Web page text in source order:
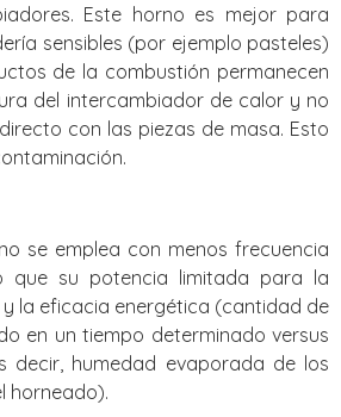
Este horno es mejor para
sensibles (por ejemplo pasteles)
de la combustión permanecen
del intercambiador de calor y no
con las piezas de masa. Esto
se emplea con menos frecuencia
que su potencia limitada para la
la eficacia energética (cantidad de
en un tiempo determinado versus
decir, humedad evaporada de los
horneado).